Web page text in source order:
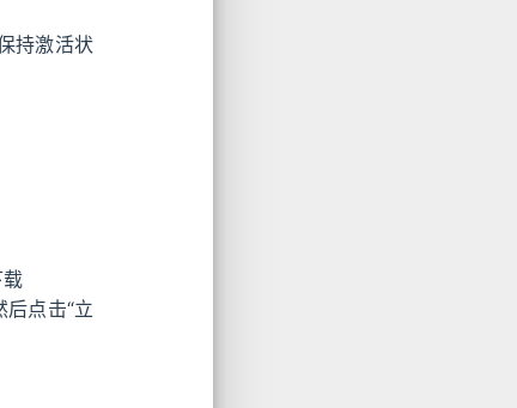
持激活状
载
点击“立